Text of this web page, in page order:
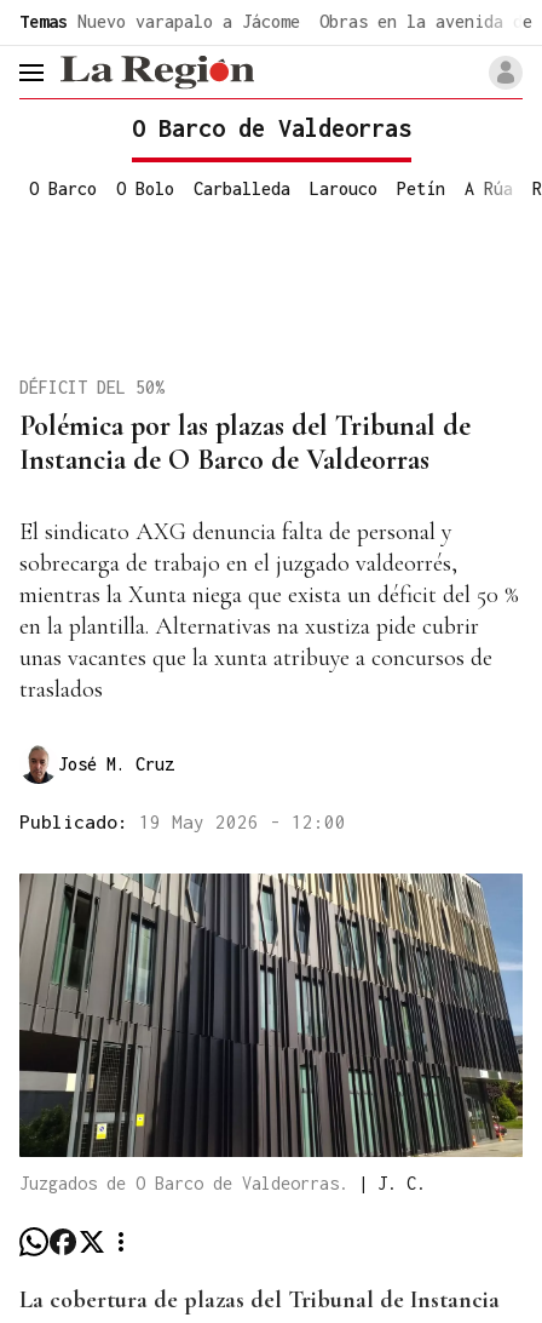
Temas Nuevo varapalo a Jácome Obras en la avenida de
header.menu.open
O Barco de Valdeorras
O Barco O Bolo Carballeda Larouco Petín A Rúa
Polémica por las plazas del Tribunal de
Instancia de O Barco de Valdeorras
DÉFICIT DEL 50%
El sindicato AXG denuncia falta de personal y
sobrecarga de trabajo en el juzgado valdeorrés,
mientras la Xunta niega que exista un déficit del 50 %
en la plantilla. Alternativas na xustiza pide cubrir
unas vacantes que la xunta atribuye a concursos de
traslados
José M. Cruz
Publicado: 19 May 2026 - 12:00
Juzgados de O Barco de Valdeorras. | J. C.
La cobertura de plazas del Tribunal de Instancia